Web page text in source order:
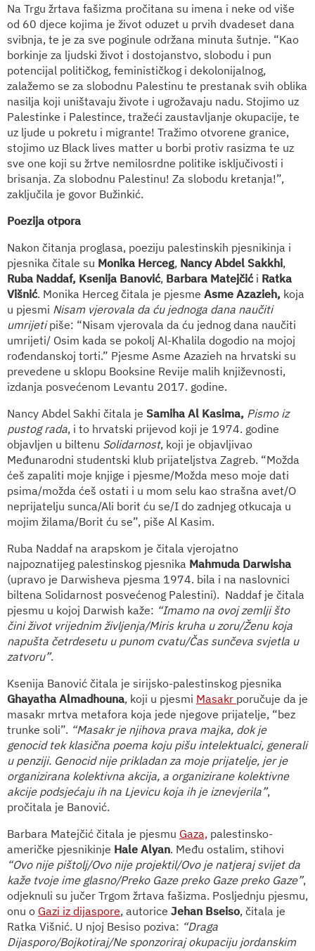
Na Trgu žrtava fašizma pročitana su imena i neke od više
od 60 djece kojima je život oduzet u prvih dvadeset dana
svibnja, te je za sve poginule održana minuta šutnje. “Kao
borkinje za ljudski život i dostojanstvo, slobodu i pun
potencijal političkog, feminističkog i dekolonijalnog,
zalažemo se za slobodnu Palestinu te prestanak svih oblika
nasilja koji uništavaju živote i ugrožavaju nadu. Stojimo uz
Palestinke i Palestince, tražeći zaustavljanje okupacije, te
uz ljude u pokretu i migrante! Tražimo otvorene granice,
stojimo uz Black lives matter u borbi protiv rasizma te uz
sve one koji su žrtve nemilosrdne politike isključivosti i
brisanja. Za slobodnu Palestinu! Za slobodu kretanja!”,
zaključila je govor Bužinkić.
Poezija otpora
Nakon čitanja proglasa, poeziju palestinskih pjesnikinja i
pjesnika čitale su Monika Herceg, Nancy Abdel Sakkhi,
Ruba Naddaf, Ksenija Banović, Barbara Matejčići Ratka
Višnić. Monika Herceg čitala je pjesme Asme Azazieh, koja
u pjesmi Nisam vjerovala da ću jednoga dana naučiti
umrijetipiše: “Nisam vjerovala da ću jednog dana naučiti
umrijeti/ Osim kada se pokolj Al-Khalila dogodio na mojoj
rođendanskoj torti.” Pjesme Asme Azazieh na hrvatski su
prevedene u sklopu Booksine Revije malih književnosti,
izdanja posvećenom Levantu 2017. godine.
Nancy Abdel Sakhi čitala je Samiha Al Kasima, Pismo iz
pustog rada, i to hrvatski prijevod koji je 1974. godine
objavljen u biltenu Solidarnost, koji je objavljivao
Međunarodni studentski klub prijateljstva Zagreb. “Možda
ćeš zapaliti moje knjige i pjesme/Možda meso moje dati
psima/možda ćeš ostati i u mom selu kao strašna avet/O
neprijatelju sunca/Ali borit ću se/I do zadnjeg otkucaja u
mojim žilama/Borit ću se”, piše Al Kasim.
Ruba Naddaf na arapskom je čitala vjerojatno
najpoznatijeg palestinskog pjesnika Mahmuda Darwisha
(upravo je Darwisheva pjesma 1974. bila i na naslovnici
biltena Solidarnost posvećenog Palestini). Naddaf je čitala
pjesmu u kojoj Darwish kaže: “Imamo na ovoj zemlji što
čini život vrijednim življenja/Miris kruha u zoru/Ženu koja
napušta četrdesetu u punom cvatu/Čas sunčeva svjetla u
zatvoru”.
Ksenija Banović čitala je sirijsko-palestinskog pjesnika
Ghayatha Almadhouna, koji u pjesmi Masakr poručuje da je
masakr mrtva metafora koja jede njegove prijatelje, “bez
trunke soli”. “Masakr je njihova prava majka, dok je
genocid tek klasična poema koju pišu intelektualci, generali
u penziji. Genocid nije prikladan za moje prijatelje, jer je
organizirana kolektivna akcija, a organizirane kolektivne
akcije podsjećaju ih na Ljevicu koja ih je iznevjerila”,
pročitala je Banović.
Barbara Matejčić čitala je pjesmu Gaza, palestinsko-
američke pjesnikinje Hale Alyan. Među ostalim, stihovi
“Ovo nije pištolj/Ovo nije projektil/Ovo je natjeraj svijet da
kaže tvoje ime glasno/Preko Gaze preko Gaze preko Gaze”,
odjeknuli su jučer Trgom žrtava fašizma. Posljednju pjesmu,
onu o Gazi iz dijaspore, autorice Jehan Bseiso, čitala je
Ratka Višnić. U njoj Besiso poziva: “Draga
Dijasporo/Bojkotiraj/Ne sponzoriraj okupaciju jordanskim